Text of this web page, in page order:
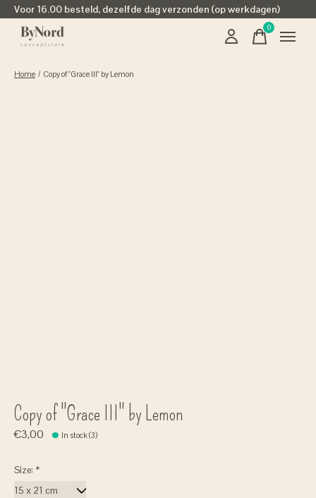
Voor 16.00 besteld, dezelfde dag verzonden (op werkdagen)
0items
Home / Copy of "Grace III" by Lemon
Copy of "Grace III" by Lemon
€3,00 In stock (3)
Size: *